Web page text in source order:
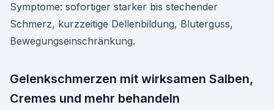
Symptome: sofortiger starker bis stechender
Schmerz, kurzzeitige Dellenbildung, Bluterguss,
Bewegungseinschränkung.
Gelenkschmerzen mit wirksamen Salben,
Cremes und mehr behandeln